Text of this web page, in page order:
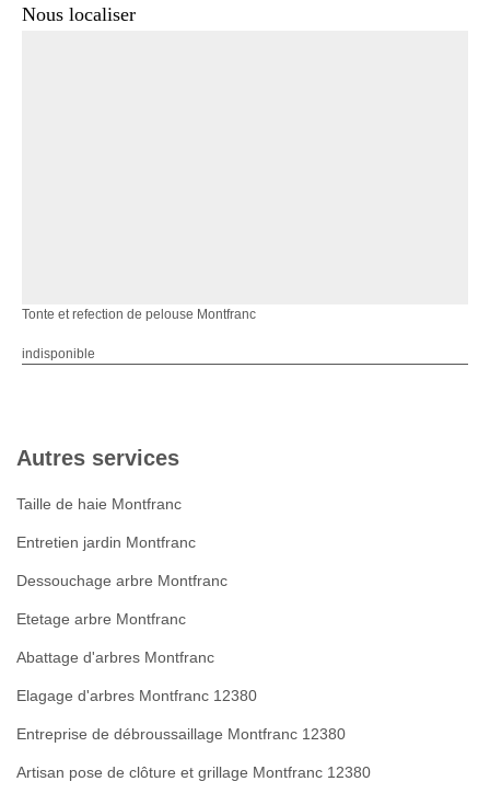
Nous localiser
Tonte et refection de pelouse Montfranc
indisponible
Autres services
Taille de haie Montfranc
Entretien jardin Montfranc
Dessouchage arbre Montfranc
Etetage arbre Montfranc
Abattage d'arbres Montfranc
Elagage d'arbres Montfranc 12380
Entreprise de débroussaillage Montfranc 12380
Artisan pose de clôture et grillage Montfranc 12380